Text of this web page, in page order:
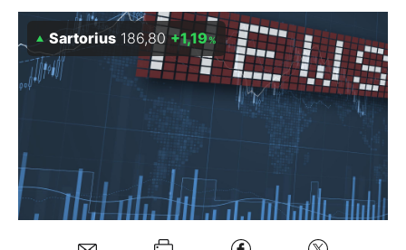
Experten
Mein B:O
Folgen Sie uns
Sartorius 186,80 +1,19%